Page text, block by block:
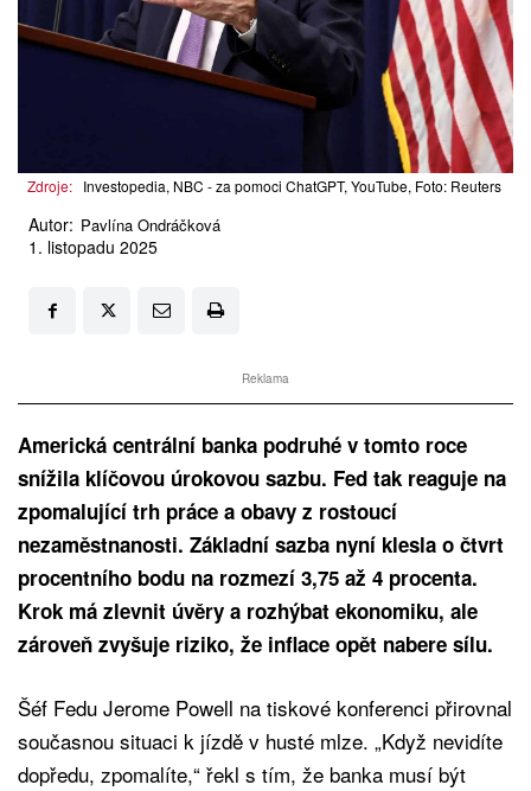
Zdroje: Investopedia, NBC - za pomoci ChatGPT, YouTube, Foto: Reuters
Autor: Pavlína Ondráčková
1. listopadu 2025
Reklama
Americká centrální banka podruhé v tomto roce
snížila klíčovou úrokovou sazbu. Fed tak reaguje na
zpomalující trh práce a obavy z rostoucí
nezaměstnanosti. Základní sazba nyní klesla o čtvrt
procentního bodu na rozmezí 3,75 až 4 procenta.
Krok má zlevnit úvěry a rozhýbat ekonomiku, ale
zároveň zvyšuje riziko, že inflace opět nabere sílu.
Šéf Fedu Jerome Powell na tiskové konferenci přirovnal
současnou situaci k jízdě v husté mlze. „Když nevidíte
dopředu, zpomalíte,“ řekl s tím, že banka musí být